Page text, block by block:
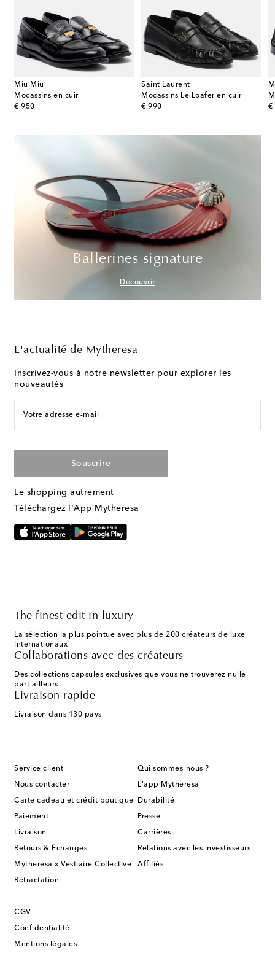
Miu Miu
Mocassins en cuir
€ 950
original price
Saint Laurent
Mocassins Le Loafer en cuir
€ 990
original price
€
Ballerines signature
Découvrir
L'actualité de Mytheresa
Inscrivez-vous à notre newsletter pour explorer les
nouveautés
Votre adresse e-mail
Souscrire
Le shopping autrement
Téléchargez l'App Mytheresa
The finest edit in luxury
La sélection la plus pointue avec plus de 200 créateurs de luxe
internationaux
Collaborations avec des créateurs
Des collections capsules exclusives que vous ne trouverez nulle
part ailleurs
Livraison rapide
Livraison dans 130 pays
Service client
Nous contacter
Carte cadeau et crédit boutique
Paiement
Livraison
Retours & Échanges
Mytheresa x Vestiaire Collective
Rétractation
Qui sommes-nous ?
L'app Mytheresa
Durabilité
Presse
Carrières
Relations avec les investisseurs
Affiliés
CGV
Confidentialité
Mentions légales